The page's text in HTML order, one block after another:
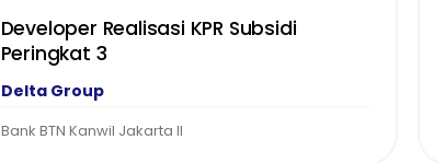
Developer Realisasi KPR Subsidi
Peringkat 3
Delta Group
Bank BTN Kanwil Jakarta II